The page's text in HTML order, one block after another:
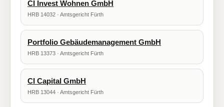
CI Invest Wohnen GmbH
HRB 14032 · Amtsgericht Fürth
Portfolio Gebäudemanagement GmbH
HRB 13373 · Amtsgericht Fürth
CI Capital GmbH
HRB 13044 · Amtsgericht Fürth